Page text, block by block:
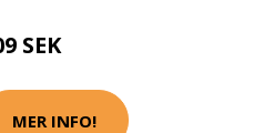
SEK
MER INFO!